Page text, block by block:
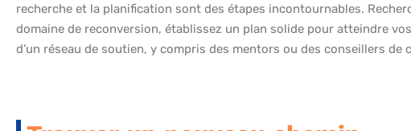
recherche et la planification sont des étapes incontournables.
domaine de reconversion, établissez un plan solide pour atteindre
d’un réseau de soutien, y compris des mentors ou des conseillers de